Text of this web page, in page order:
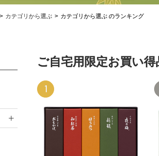
カテゴリから選ぶ カテゴリから選ぶ のランキング
ご自宅用限定お買い
1